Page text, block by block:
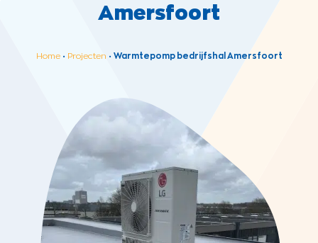
Amersfoort
Home• Projecten • Warmtepomp bedrijfshal Amersfoort